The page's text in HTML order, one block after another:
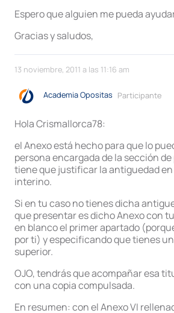
Espero que alguien me pueda
Gracias y saludos,
13 noviembre, 2011 a las 11:16 am
Academia Opositas Participante
Hola Crismallorca78:
el Anexo está hecho para que lo
persona encargada de la sección
tiene que justificar la antiguedad
interino.
Si en tu caso no tienes dicha
que presentar es dicho Anexo con
en blanco el primer apartado
por ti) y especificando que tienes
superior.
OJO, tendrás que acompañar esa
con una copia compulsada.
En resumen: con el Anexo VI